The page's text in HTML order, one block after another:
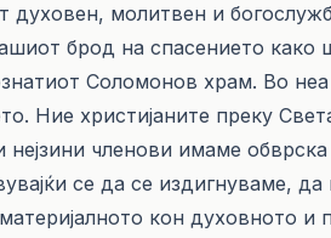
духовен, молитвен и
брод на спасението
Соломонов храм. Во
Ние христијаните преку
нејзини членови имаме
се да се издигнуваме,
кон духовното